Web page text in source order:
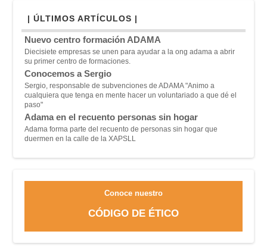
| ÚLTIMOS ARTÍCULOS |
Nuevo centro formación ADAMA
Diecisiete empresas se unen para ayudar a la ong adama a abrir
su primer centro de formaciones.
Conocemos a Sergio
Sergio, responsable de subvenciones de ADAMA "Animo a
cualquiera que tenga en mente hacer un voluntariado a que dé el
paso"
Adama en el recuento personas sin hogar
Adama forma parte del recuento de personas sin hogar que
duermen en la calle de la XAPSLL
Conoce nuestro
CÓDIGO DE ÉTICO